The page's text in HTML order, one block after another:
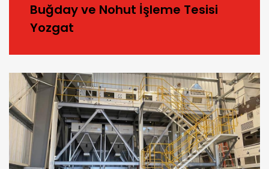
Buğday ve Nohut İşleme Tesisi
Yozgat